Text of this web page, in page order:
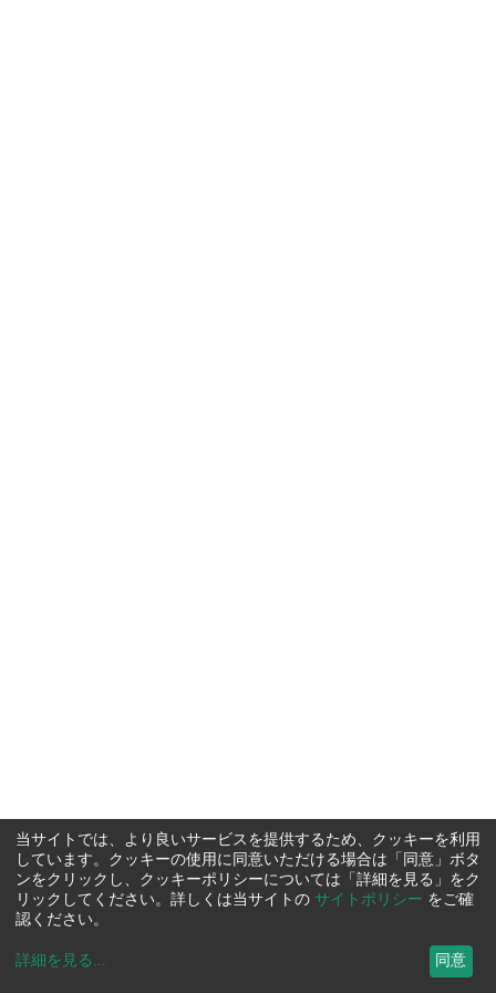
当サイトでは、より良いサービスを提供するため、クッキーを利用
しています。クッキーの使用に同意いただける場合は「同意」ボタ
ンをクリックし、クッキーポリシーについては「詳細を見る」をク
リックしてください。詳しくは当サイトの サイトポリシー をご確
認ください。
詳細を見る ... 同意